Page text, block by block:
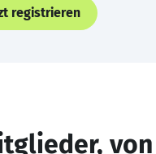
registrieren